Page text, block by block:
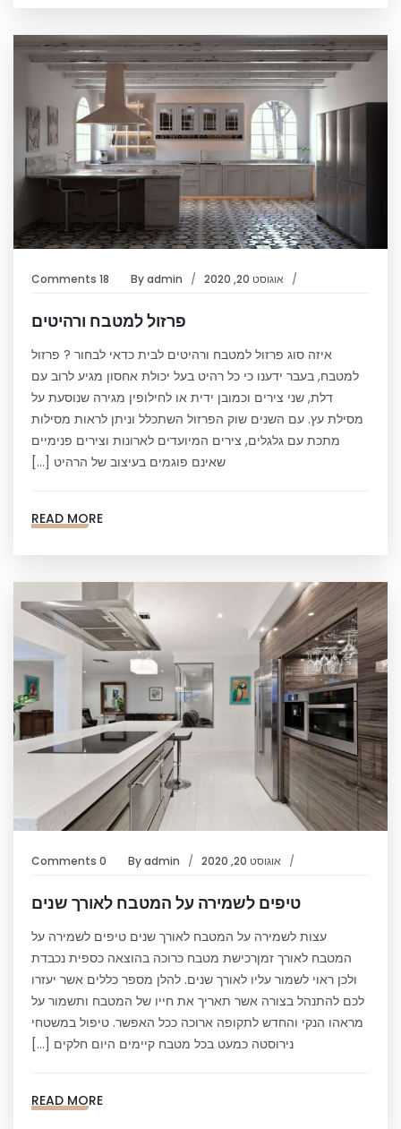
אוגוסט 20, 2020 Byadmin
18 Comments
פרזול למטבח ורהיטים
איזה סוג פרזול למטבח ורהיטים לבית כדאי לבחור ? פרזול
למטבח, בעבר ידענו כי כל רהיט בעל יכולת אחסון מגיע לרוב עם
דלת, שני צירים וכמובן ידית או לחילופין מגירה שנוסעת על
מסילת עץ. עם השנים שוק הפרזול השתכלל וניתן לראות מסילות
מתכת עם גלגלים, צירים המיועדים לארונות וצירים פנימיים
שאינם פוגמים בעיצוב של הרהיט […]
READ MORE
אוגוסט 20, 2020 Byadmin
0 Comments
טיפים לשמירה על המטבח לאורך שנים
עצות לשמירה על המטבח לאורך שנים טיפים לשמירה על
המטבח לאורך זמןרכישת מטבח כרוכה בהוצאה כספית נכבדת
ולכן ראוי לשמור עליו לאורך שנים. להלן מספר כללים אשר יעזרו
לכם להתנהל בצורה אשר תאריך את חייו של המטבח ותשמור על
מראהו הנקי והחדש לתקופה ארוכה ככל האפשר. טיפול במשטחי
נירוסטה כמעט בכל מטבח קיימים היום חלקים […]
READ MORE